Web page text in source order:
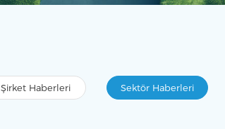
Şirket Haberleri Sektör Haberleri